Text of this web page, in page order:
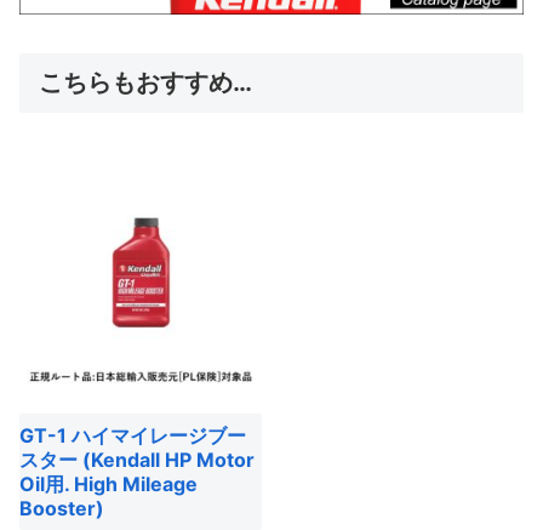
こちらもおすすめ…
GT-1 ハイマイレージブー
スター (Kendall HP Motor
Oil用. High Mileage
Booster)